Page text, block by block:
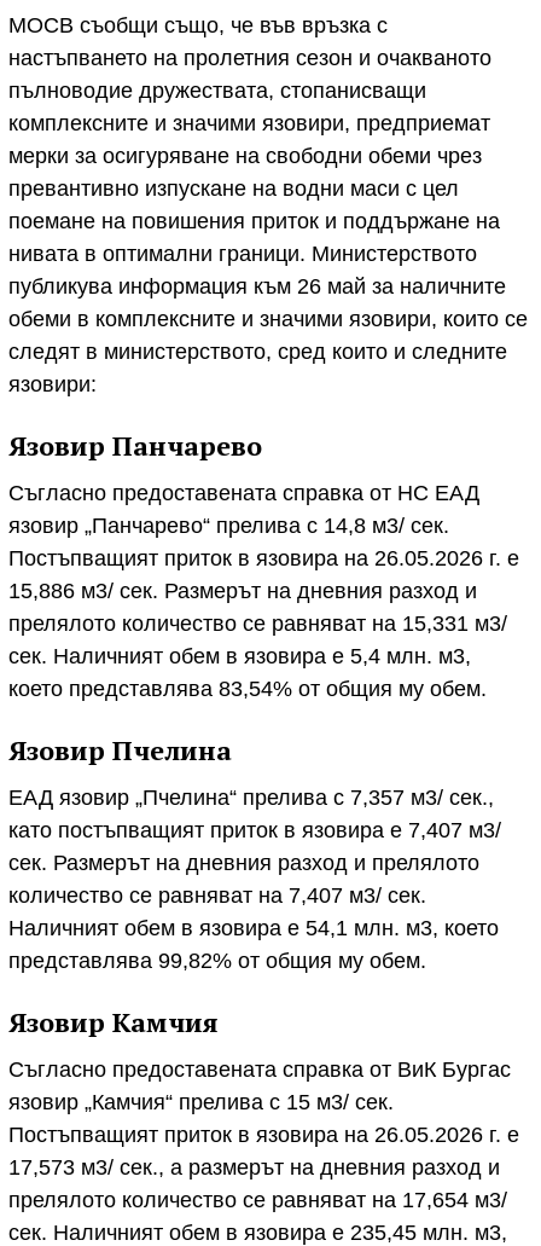
МОСВ съобщи също, че във връзка с
настъпването на пролетния сезон и очакваното
пълноводие дружествата, стопанисващи
комплексните и значими язовири, предприемат
мерки за осигуряване на свободни обеми чрез
превантивно изпускане на водни маси с цел
поемане на повишения приток и поддържане на
нивата в оптимални граници. Министерството
публикува информация към 26 май за наличните
обеми в комплексните и значими язовири, които се
следят в министерството, сред които и следните
язовири:
Язовир Панчарево
Съгласно предоставената справка от НС ЕАД
язовир „Панчарево“ прелива с 14,8 м3/ сек.
Постъпващият приток в язовира на 26.05.2026 г. е
15,886 м3/ сек. Размерът на дневния разход и
прелялото количество се равняват на 15,331 м3/
сек. Наличният обем в язовира е 5,4 млн. м3,
което представлява 83,54% от общия му обем.
Язовир Пчелина
ЕАД язовир „Пчелина“ прелива с 7,357 м3/ сек.,
като постъпващият приток в язовира е 7,407 м3/
сек. Размерът на дневния разход и прелялото
количество се равняват на 7,407 м3/ сек.
Наличният обем в язовира е 54,1 млн. м3, което
представлява 99,82% от общия му обем.
Язовир Камчия
Съгласно предоставената справка от ВиК Бургас
язовир „Камчия“ прелива с 15 м3/ сек.
Постъпващият приток в язовира на 26.05.2026 г. е
17,573 м3/ сек., а размерът на дневния разход и
прелялото количество се равняват на 17,654 м3/
сек. Наличният обем в язовира е 235,45 млн. м3,